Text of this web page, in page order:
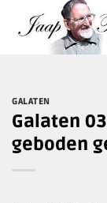
naar
GALATEN
Galaten
geboden